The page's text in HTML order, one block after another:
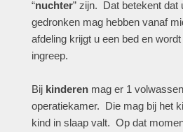
“nuchter” zijn. Dat betekent dat
gedronken mag hebben vanaf
afdeling krijgt u een bed en
ingreep.
Bij kinderen mag er 1
operatiekamer. Die mag bij het
kind in slaap valt. Op dat